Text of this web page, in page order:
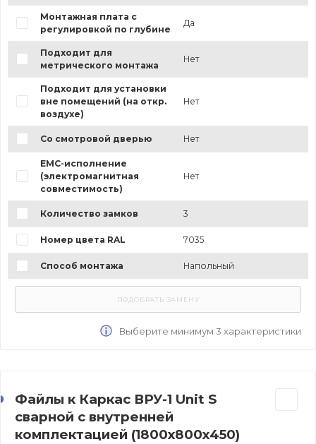
Монтажная плата с
регулировкой по глубине
Да
Подходит для
метрического монтажа
Нет
Подходит для установки
вне помещений (на откр.
воздухе)
Нет
Со смотровой дверью Нет
EMC-исполнение
(электромагнитная
совместимость)
Нет
Количество замков 3
Номер цвета RAL 7035
Способ монтажа Напольный
Выберите минимум 3 характеристики
Файлы к Каркас ВРУ-1 Unit S
сварной с внутренней
комплектацией (1800х800х450)